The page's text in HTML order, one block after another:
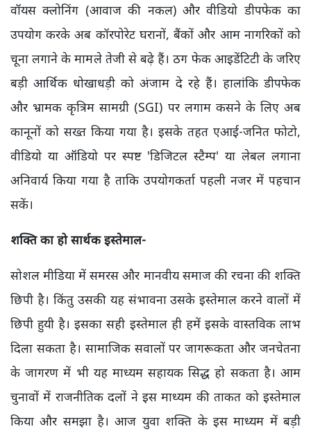
वॉयस क्लोनिंग (आवाज की नकल) और वीडियो डीपफेक का
उपयोग करके अब कॉरपोरेट घरानों, बैंकों और आम नागरिकों को
चूना लगाने के मामले तेजी से बढ़े हैं। ठग फेक आइडेंटिटी के जरिए
बड़ी आर्थिक धोखाधड़ी को अंजाम दे रहे हैं। हालांकि डीपफेक
और भ्रामक कृत्रिम सामग्री (SGI) पर लगाम कसने के लिए अब
कानूनों को सख्त किया गया है। इसके तहत एआई-जनित फोटो,
वीडियो या ऑडियो पर स्पष्ट 'डिजिटल स्टैम्प' या लेबल लगाना
अनिवार्य किया गया है ताकि उपयोगकर्ता पहली नजर में पहचान
सकें।
शक्ति का हो सार्थक इस्तेमाल-
सोशल मीडिया में समरस और मानवीय समाज की रचना की शक्ति
छिपी है। किंतु उसकी यह संभावना उसके इस्तेमाल करने वालों में
छिपी हुयी है। इसका सही इस्तेमाल ही हमें इसके वास्तविक लाभ
दिला सकता है। सामाजिक सवालों पर जागरूकता और जनचेतना
के जागरण में भी यह माध्यम सहायक सिद्ध हो सकता है। आम
चुनावों में राजनीतिक दलों ने इस माध्यम की ताकत को इस्तेमाल
किया और समझा है। आज युवा शक्ति के इस माध्यम में बड़ी